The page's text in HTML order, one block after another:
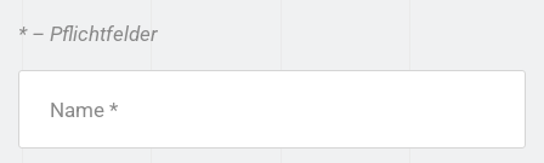
* – Pflichtfelder
Name *